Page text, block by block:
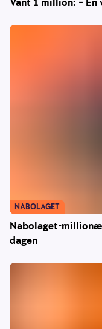
Vant 1 million: –
Nabolaget-
dagen
NABOLAGET